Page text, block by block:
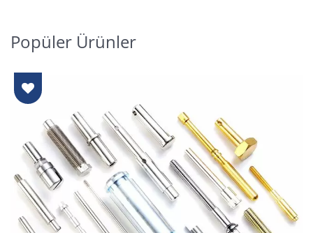
Popüler Ürünler